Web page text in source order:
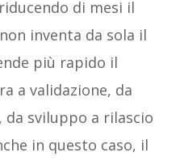
di mesi il
inventa da sola il
più rapido il
a validazione, da
sviluppo a rilascio
in questo caso, il